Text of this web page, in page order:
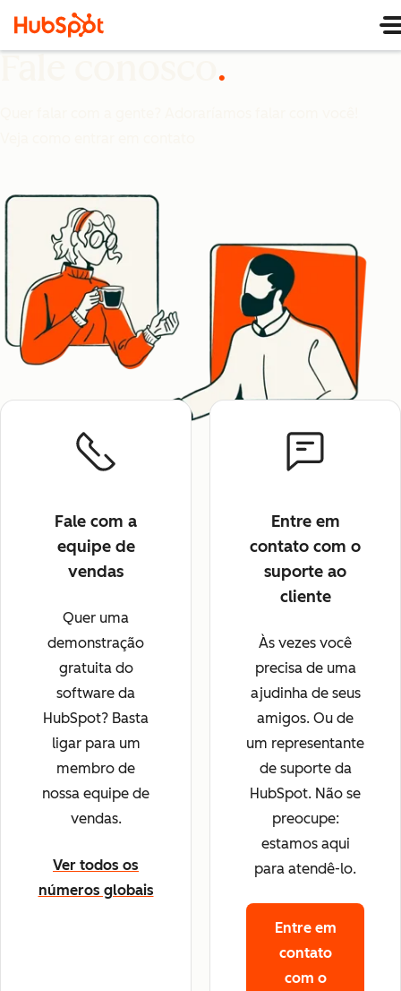
Fale com a
equipe de
vendas
Quer uma
demonstração
gratuita do
software da
HubSpot? Basta
ligar para um
membro de
nossa equipe de
vendas.
Ver todos os
números globais
Entre em
contato com o
suporte ao
cliente
Às vezes você
precisa de uma
ajudinha de seus
amigos. Ou de
um representante
de suporte da
HubSpot. Não se
preocupe:
estamos aqui
para atendê-lo.
Entre em
contato
com o